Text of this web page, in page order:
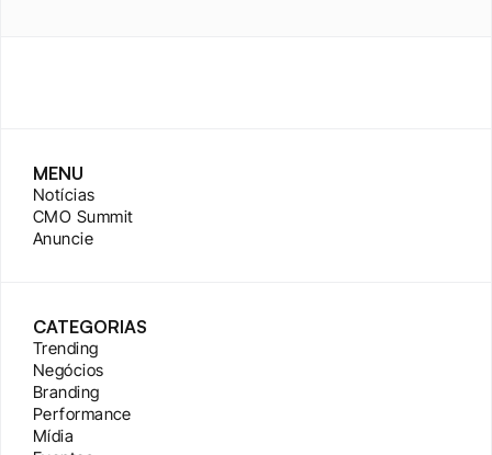
MENU
Notícias
CMO Summit
Anuncie
CATEGORIAS
Trending
Negócios
Branding
Performance
Mídia